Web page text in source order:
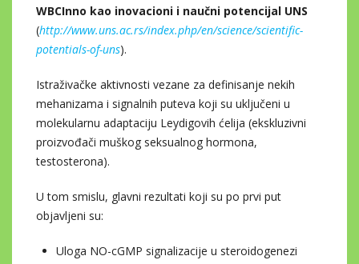
WBCInno kao inovacioni i naučni potencijal UNS
(http://www.uns.ac.rs/index.php/en/science/scientific-
potentials-of-uns).
Istraživačke aktivnosti vezane za definisanje nekih
mehanizama i signalnih puteva koji su uključeni u
molekularnu adaptaciju Leydigovih ćelija (ekskluzivni
proizvođači muškog seksualnog hormona,
testosterona).
U tom smislu, glavni rezultati koji su po prvi put
objavljeni su:
Uloga NO-cGMP signalizacije u steroidogenezi